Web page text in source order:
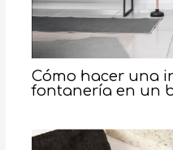
Cómo hacer una
fontanería en un